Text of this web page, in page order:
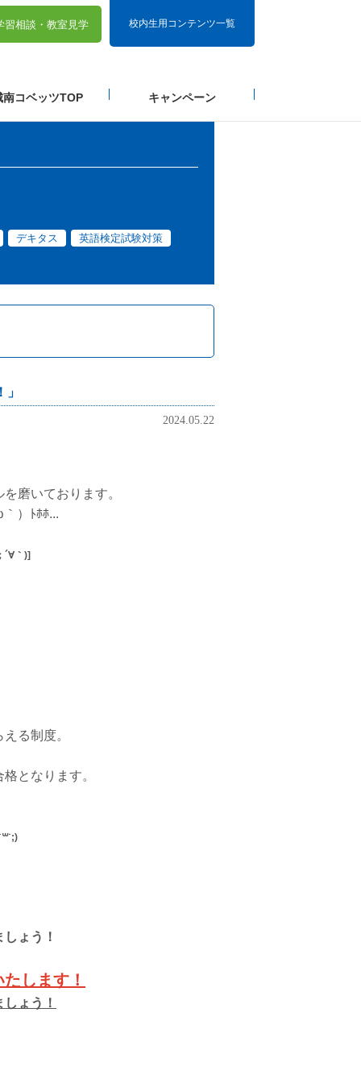
校内生用コンテンツ一覧
習相談・ 教室見学
南コベッツTOP キャンペーン
デキタス 英語検定試験対策
2024.05.22
磨いております。
）ﾄﾎﾎ...
´∀｀)]
る制度。
となります。
ょう！
します！
ょう！